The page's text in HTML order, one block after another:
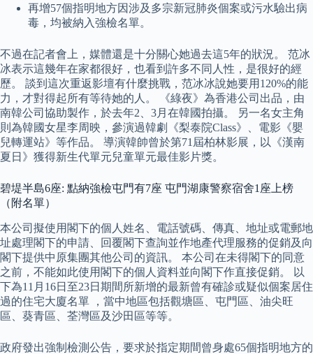
再增57個指明地方因涉及多宗新冠肺炎個案或污水驗出病
毒，均被納入強檢名單。
不過在記者會上，媒體還是十分關心她過去這5年的狀況。 范冰
冰表示這幾年在家都很好，也看到許多不同人性，是很好的經
歷。 談到這次重返影壇有什麼挑戰，范冰冰說她要用120%的能
力，才對得起所有等待她的人。 《綠夜》為香港公司出品，由
南韓公司協助製作，於去年2、3月在韓國拍攝。 另一名女主角
則為韓國女星李周映，參演過韓劇《梨泰院Class》、電影《嬰
兒轉運站》等作品。 導演韓帥曾於第71屆柏林影展，以《漢南
夏日》獲得新生代單元兒童單元最佳影片獎。
碧堤半島6座: 點納強檢屯門有7座 屯門湖康警察宿舍1座上榜
（附名單）
本公司擬使用閣下的個人姓名、電話號碼、傳真、地址或電郵地
址處理閣下的申請、回覆閣下查詢並作地產代理服務的促銷及向
閣下提供中原集團其他公司的資訊。 本公司在未得閣下的同意
之前，不能如此使用閣下的個人資料並向閣下作直接促銷。 以
下為11月16日至23日期間所新增的最新曾有確診或疑似個案居住
過的住宅大廈名單 ，當中地區包括觀塘區、屯門區、油尖旺
區、葵青區、荃灣區及沙田區等等。
政府發出強制檢測公告，要求於指定期間曾身處65個指明地方的